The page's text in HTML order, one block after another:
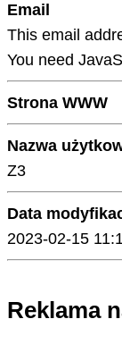
Email
This email
You need
Strona WWW
Nazwa
Z3
Data
2023-02-15
Reklama